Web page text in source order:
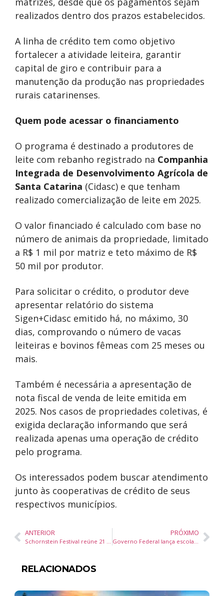
realizados dentro dos prazos estabelecidos.
A linha de crédito tem como objetivo
fortalecer a atividade leiteira, garantir
capital de giro e contribuir para a
manutenção da produção nas propriedades
rurais catarinenses.
Quem pode acessar o financiamento
O programa é destinado a produtores de
leite com rebanho registrado na Companhia
Integrada de Desenvolvimento Agrícola de
Santa Catarina (Cidasc) e que tenham
realizado comercialização de leite em 2025.
O valor financiado é calculado com base no
número de animais da propriedade, limitado
a R$ 1 mil por matriz e teto máximo de R$
50 mil por produtor.
Para solicitar o crédito, o produtor deve
apresentar relatório do sistema
Sigen+Cidasc emitido há, no máximo, 30
dias, comprovando o número de vacas
leiteiras e bovinos fêmeas com 25 meses ou
mais.
Também é necessária a apresentação de
nota fiscal de venda de leite emitida em
2025. Nos casos de propriedades coletivas, é
exigida declaração informando que será
realizada apenas uma operação de crédito
pelo programa.
Os interessados podem buscar atendimento
junto às cooperativas de crédito de seus
respectivos municípios.
ANTERIOR
Schornstein Festival reúne 21 atrações musicais e celebra 20 anos da cervejaria em Pomerode com entrada gratuita
PRÓXIMO
Governo Federal lança escola nacional e investe R$ 24 milhões em qualificação para combate ao crime organizado
RELACIONADOS